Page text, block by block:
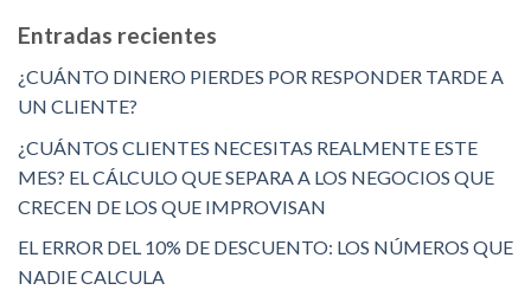
Entradas recientes
¿CUÁNTO DINERO PIERDES POR RESPONDER TARDE A
UN CLIENTE?
¿CUÁNTOS CLIENTES NECESITAS REALMENTE ESTE
MES? EL CÁLCULO QUE SEPARA A LOS NEGOCIOS QUE
CRECEN DE LOS QUE IMPROVISAN
EL ERROR DEL 10% DE DESCUENTO: LOS NÚMEROS QUE
NADIE CALCULA